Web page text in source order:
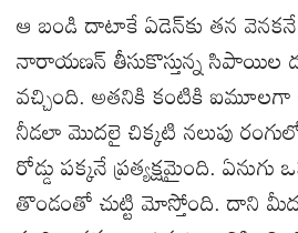
ఆ బండి దాటాకే ఏడెన్‌కు తన
నారాయణన్ తీసుకొస్తున్న సిపాయిల
వచ్చింది. అతనికి కంటికి
నీడలా మొదలై చిక్కటి నలుపు
రోడ్డు పక్కనే ప్రత్యక్షమైంది. ఏనుగు
తొండంతో చుట్టి మోస్తోంది. దాని